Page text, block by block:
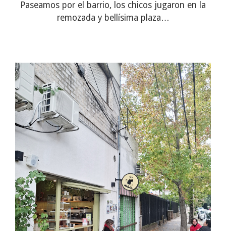
Paseamos por el barrio, los chicos jugaron en la
remozada y bellísima plaza…